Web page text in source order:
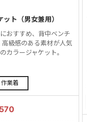
ト（男女兼用）
おすすめ、背中ベンチ
高級感のある素材が人気
カラージャケット。
作業着